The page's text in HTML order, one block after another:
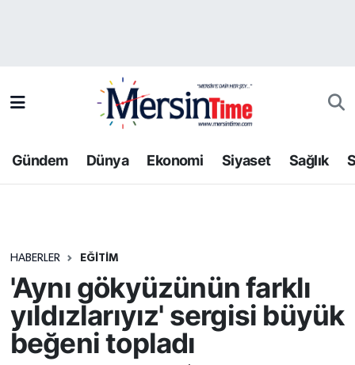
Gündem Dünya Ekonomi Siyaset Sağlık
HABERLER EĞITIM
'Aynı gökyüzünün farklı
yıldızlarıyız' sergisi büyük
beğeni topladı
Bilim-Teknoloji
Dünya
Ekonomi
Gündem
Kültür-Sanat
Trafik Durumu
Tüm Manşetler
Haber Arşivi